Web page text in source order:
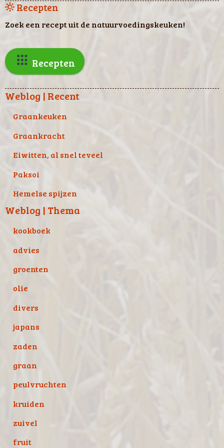
Recepten
Zoek een recept uit de natuurvoedingskeuken!
Recepten
Weblog | Recent
Graankeuken
Graankracht
Eiwitten, al snel teveel
Paksoi
Hemelse spijzen
Weblog | Thema
kookboek
advies
groenten
olie
divers
japans
zaden
graan
peulvruchten
kruiden
zuivel
fruit